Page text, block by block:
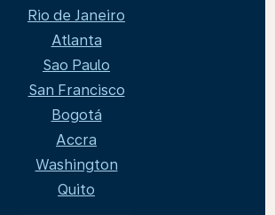
Rio de Janeiro
Atlanta
Sao Paulo
San Francisco
Bogotá
Accra
Washington
Quito